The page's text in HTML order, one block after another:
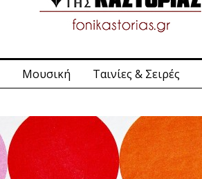
Μουσική Ταινίες & Σειρές